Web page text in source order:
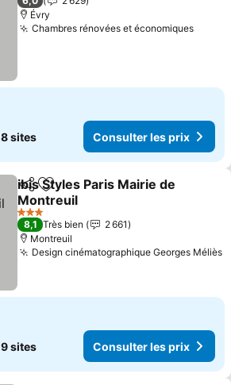
Évry
Chambres rénovées et économiques
8 sites Consulter les prix
PartagerAjouter à mes favoris
ibis Styles Paris Mairie de
Montreuil
3 Étoiles
8,1 Très bien
2 661
Montreuil
Design cinématographique Georges Méliès
9 sites Consulter les prix